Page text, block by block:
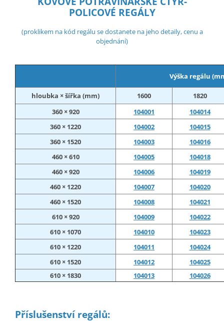
POLICOVÉ REGÁLY
(proklikem na kód regálu se dostanete na jeho detaily, cenu a
objednání)
Výška regálu
hloubka × šířka (mm) 1600
1820
360 × 920
104001
104014
360 × 1220
104002
104015
360 × 1520
104003
104016
460 × 610
104005
104018
460 × 920
104006
104019
460 × 1220
104007
104020
460 × 1520
104008
104021
610 × 920
104009
104022
610 × 1070
104010
104023
610 × 1220
104011
104024
610 × 1520
104012
104025
610 × 1830
104013 104026
Příslušenství regálů: